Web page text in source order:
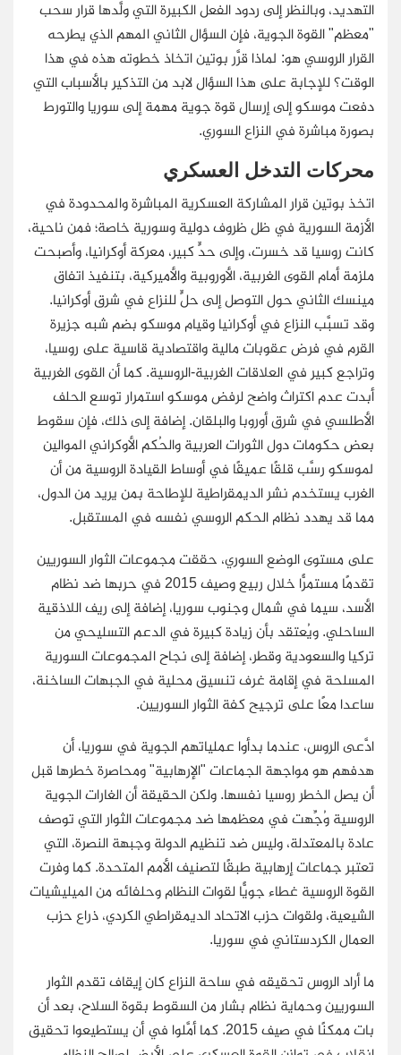
التهديد، وبالنظر إلى ردود الفعل الكبيرة التي ولَّدها قرار سحب
"معظم" القوة الجوية، فإن السؤال الثاني المهم الذي يطرحه
القرار الروسي هو: لماذا قرَّر بوتين اتخاذ خطوته هذه في هذا
الوقت؟ للإجابة على هذا السؤال لابد من التذكير بالأسباب التي
دفعت موسكو إلى إرسال قوة جوية مهمة إلى سوريا والتورط
بصورة مباشرة في النزاع السوري.
محركات التدخل العسكري
اتخذ بوتين قرار المشاركة العسكرية المباشرة والمحدودة في
الأزمة السورية في ظل ظروف دولية وسورية خاصة؛ فمن ناحية،
كانت روسيا قد خسرت، وإلى حدٍّ كبير، معركة أوكرانيا، وأصبحت
ملزمة أمام القوى الغربية، الأوروبية والأميركية، بتنفيذ اتفاق
مينسك الثاني حول التوصل إلى حلٍّ للنزاع في شرق أوكرانيا.
وقد تسبَّب النزاع في أوكرانيا وقيام موسكو بضم شبه جزيرة
القرم في فرض عقوبات مالية واقتصادية قاسية على روسيا،
وتراجع كبير في العلاقات الغربية-الروسية. كما أن القوى الغربية
أبدت عدم اكتراث واضح لرفض موسكو استمرار توسع الحلف
الأطلسي في شرق أوروبا والبلقان. إضافة إلى ذلك، فإن سقوط
بعض حكومات دول الثورات العربية والحُكم الأوكراني الموالين
لموسكو رسَّب قلقًا عميقًا في أوساط القيادة الروسية من أن
الغرب يستخدم نشر الديمقراطية للإطاحة بمن يريد من الدول،
مما قد يهدد نظام الحكم الروسي نفسه في المستقبل.
على مستوى الوضع السوري، حققت مجموعات الثوار السوريين
تقدمًا مستمرًّا خلال ربيع وصيف 2015 في حربها ضد نظام
الأسد، سيما في شمال وجنوب سوريا، إضافة إلى ريف اللاذقية
الساحلي. ويُعتقد بأن زيادة كبيرة في الدعم التسليحي من
تركيا والسعودية وقطر، إضافة إلى نجاح المجموعات السورية
المسلحة في إقامة غرف تنسيق محلية في الجبهات الساخنة،
ساعدا معًا على ترجيح كفة الثوار السوريين.
ادَّعى الروس، عندما بدأوا عملياتهم الجوية في سوريا، أن
هدفهم هو مواجهة الجماعات "الإرهابية" ومحاصرة خطرها قبل
أن يصل الخطر روسيا نفسها. ولكن الحقيقة أن الغارات الجوية
الروسية وُجِّهت في معظمها ضد مجموعات الثوار التي توصف
عادة بالمعتدلة، وليس ضد تنظيم الدولة وجبهة النصرة، التي
تعتبر جماعات إرهابية طبقًا لتصنيف الأمم المتحدة. كما وفرت
القوة الروسية غطاء جويًّا لقوات النظام وحلفائه من الميليشيات
الشيعية، ولقوات حزب الاتحاد الديمقراطي الكردي، ذراع حزب
العمال الكردستاني في سوريا.
ما أراد الروس تحقيقه في ساحة النزاع كان إيقاف تقدم الثوار
السوريين وحماية نظام بشار من السقوط بقوة السلاح، بعد أن
بات ممكنًا في صيف 2015. كما أمَّلوا في أن يستطيعوا تحقيق